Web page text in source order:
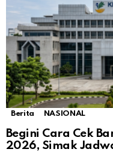
Berita NASIONAL
Begini Cara Cek
2026, Simak